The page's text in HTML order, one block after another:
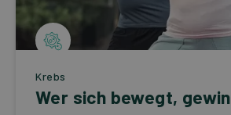
Krebs
Wer sich bewegt,